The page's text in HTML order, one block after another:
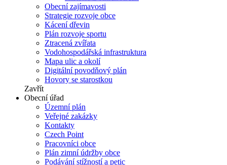
Obecní zajímavosti
Strategie rozvoje obce
Kácení dřevin
Plán rozvoje sportu
Ztracená zvířata
Vodohospodářská infrastruktura
Mapa ulic a okolí
Digitální povodňový plán
Hovory se starostkou
Zavřít
Obecní úřad
Územní plán
Veřejné zakázky
Kontakty
Czech Point
Pracovníci obce
Plán zimní údržby obce
Podávání stížností a petic